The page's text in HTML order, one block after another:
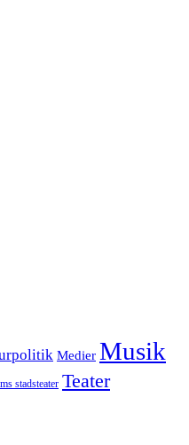
Medier Musik
stadsteater Teater